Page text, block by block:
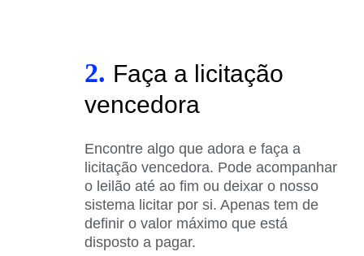
2. Faça a licitação
vencedora
Encontre algo que adora e faça a
licitação vencedora. Pode acompanhar
o leilão até ao fim ou deixar o nosso
sistema licitar por si. Apenas tem de
definir o valor máximo que está
disposto a pagar.